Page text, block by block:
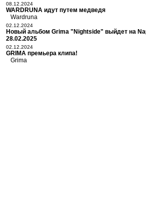
08.12.2024
WARDRUNA идут путем медведя
Wardruna
02.12.2024
Новый альбом Grima "Nightside" выйдет на
28.02.2025
02.12.2024
GRIMA премьера клипа!
Grima